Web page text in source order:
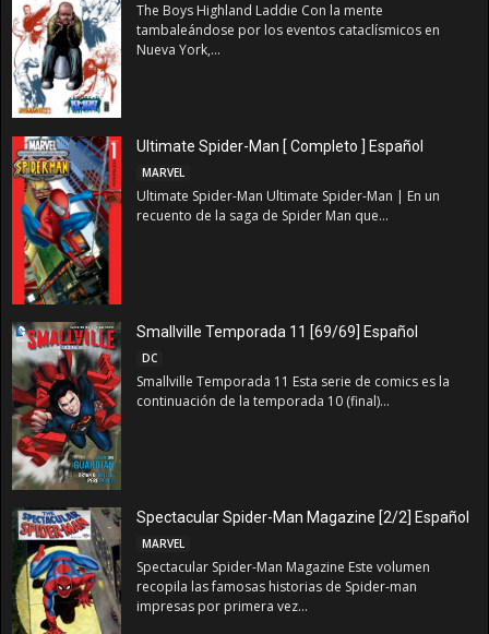
The Boys Highland Laddie Con la mente
tambaleándose por los eventos cataclísmicos en
Nueva York,...
Ultimate Spider-Man [ Completo ] Español
MARVEL
Ultimate Spider-Man Ultimate Spider-Man | En un
recuento de la saga de Spider Man que...
Smallville Temporada 11 [69/69] Español
DC
Smallville Temporada 11 Esta serie de comics es la
continuación de la temporada 10 (final)...
Spectacular Spider-Man Magazine [2/2] Español
MARVEL
Spectacular Spider-Man Magazine Este volumen
recopila las famosas historias de Spider-man
impresas por primera vez...